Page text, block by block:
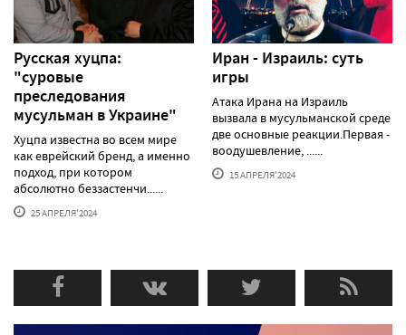
Русская хуцпа:
"суровые
преследования
мусульман в Украине"
Хуцпа известна во всем мире
как еврейский бренд, а именно
подход, при котором
абсолютно беззастенчи......
25 АПРЕЛЯ'2024
Иран - Израиль: суть
игры
Атака Ирана на Израиль
вызвала в мусульманской среде
две основные реакции.Первая -
воодушевление, ......
15 АПРЕЛЯ'2024